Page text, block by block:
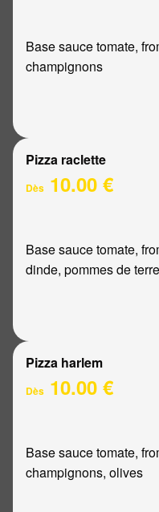
Base sauce tomate,
champignons
Pizza raclette
Dès 10.00 €
Base sauce tomate,
dinde, pommes de terre
Pizza harlem
Dès 10.00 €
Base sauce tomate,
champignons, olives